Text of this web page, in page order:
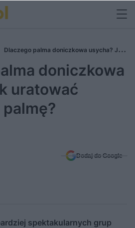
Dlaczego palma doniczkowa usycha? Jak
doniczkowa
uratować
Dodaj do Google
spektakularnych grup